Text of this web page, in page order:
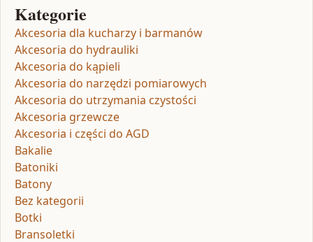
Kategorie
Akcesoria dla kucharzy i barmanów
Akcesoria do hydrauliki
Akcesoria do kąpieli
Akcesoria do narzędzi pomiarowych
Akcesoria do utrzymania czystości
Akcesoria grzewcze
Akcesoria i części do AGD
Bakalie
Batoniki
Batony
Bez kategorii
Botki
Bransoletki